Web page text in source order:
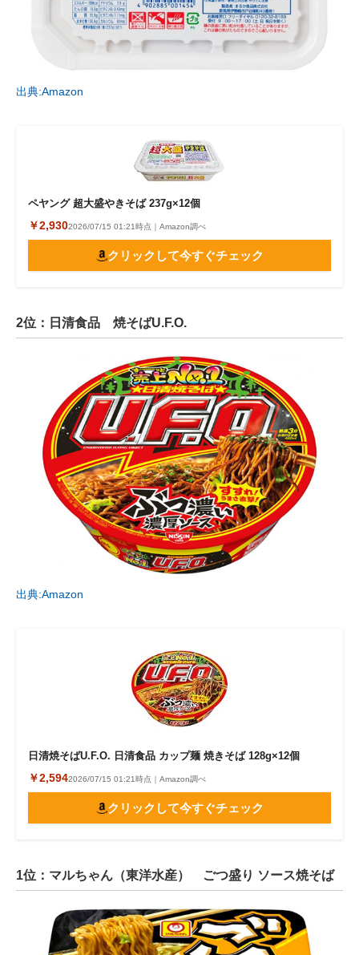
出典:Amazon
ペヤング 超大盛やきそば 237g×12個
￥2,9302026/07/15 01:21時点｜Amazon調べ
クリックして今すぐチェック
2位：日清食品 焼そばU.F.O.
出典:Amazon
日清焼そばU.F.O. 日清食品 カップ麺 焼きそば 128g×12個
￥2,5942026/07/15 01:21時点｜Amazon調べ
クリックして今すぐチェック
1位：マルちゃん（東洋水産） ごつ盛り ソース焼そば